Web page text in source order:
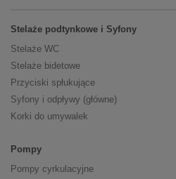
Stelaże podtynkowe i Syfony
Stelaże WC
Stelaże bidetowe
Przyciski spłukujące
Syfony i odpływy (główne)
Korki do umywalek
Pompy
Pompy cyrkulacyjne